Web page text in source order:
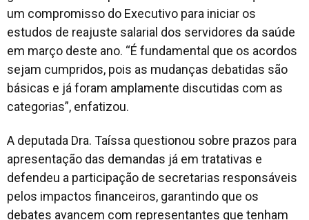
um compromisso do Executivo para iniciar os
estudos de reajuste salarial dos servidores da saúde
em março deste ano. “É fundamental que os acordos
sejam cumpridos, pois as mudanças debatidas são
básicas e já foram amplamente discutidas com as
categorias”, enfatizou.
A deputada Dra. Taíssa questionou sobre prazos para
apresentação das demandas já em tratativas e
defendeu a participação de secretarias responsáveis
pelos impactos financeiros, garantindo que os
debates avancem com representantes que tenham